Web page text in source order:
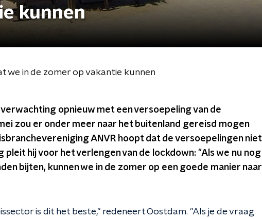
kunnen
we in de zomer op vakantie kunnen
opnieuw met een versoepeling van de
zou er onder meer naar het buitenland gereisd mogen
ANVR hoopt dat de versoepelingen niet
pleit hij voor het verlengen van de lockdown: "Als we nu nog
bijten, kunnen we in de zomer op een goede manier naar
is dit het beste," redeneert Oostdam. "Als je de vraag